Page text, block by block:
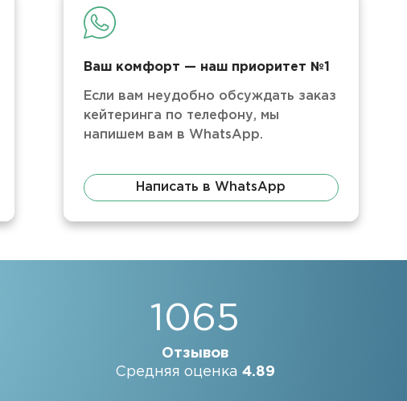
Ваш комфорт — наш приоритет №1
Если вам неудобно обсуждать заказ
кейтеринга по телефону, мы
напишем вам в WhatsApp.
Написать в WhatsApp
1065
Отзывов
Средняя оценка 4.89